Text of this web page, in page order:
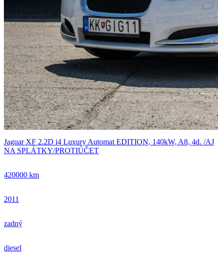
Jaguar XF 2.2D i4 Luxury Automat EDITION, 140kW, A8, 4d. /AJ
NA SPLÁTKY/PROTIÚČET
420000 km
2011
zadný
diesel